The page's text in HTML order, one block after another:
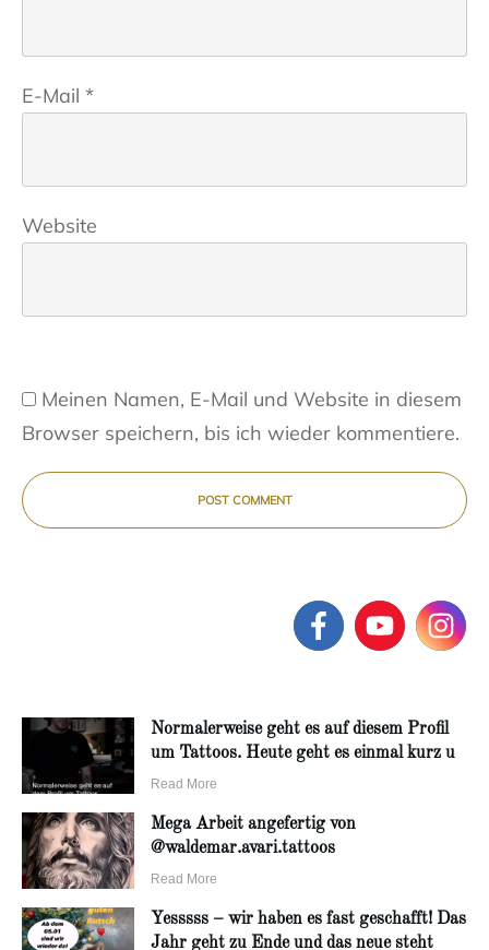
E-Mail *
Website
Meinen Namen, E-Mail und Website in diesem
Browser speichern, bis ich wieder kommentiere.
POST COMMENT
Normalerweise geht es auf diesem Profil
um Tattoos. Heute geht es einmal kurz u
Read More
Mega Arbeit angefertig von
@waldemar.avari.tattoos
Read More
Yesssss – wir haben es fast geschafft! Das
Jahr geht zu Ende und das neue steht